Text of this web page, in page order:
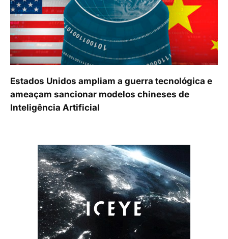
Estados Unidos ampliam a guerra tecnológica e
ameaçam sancionar modelos chineses de
Inteligência Artificial